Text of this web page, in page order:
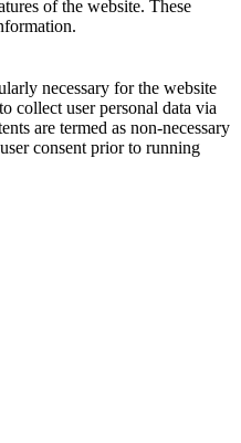
of the website. These
necessary for the website
collect user personal data via
are termed as non-necessary
consent prior to running